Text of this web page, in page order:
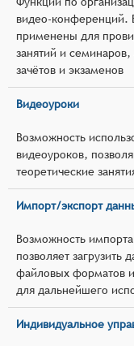
видео-конференций.
применены для
занятий и
зачётов и экзаменов
Видеоуроки
Возможность
видеоуроков,
теоретические
Импорт/экспорт
Возможность
позволяет
файловых форматов
для дальнейшего
Индивидуальное